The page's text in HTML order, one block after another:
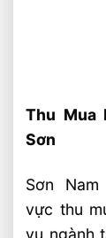
Thu Mua
Sơn
Sơn
vực thu
vụ ngành